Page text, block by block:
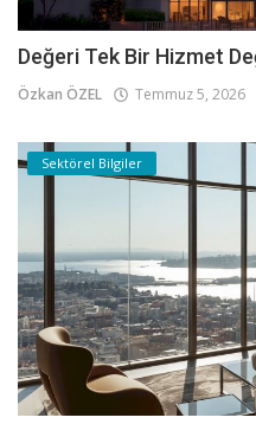
Değeri Tek Bir Hizmet
Özkan ÖZEL Temmuz 5, 2026
Sektörel Bilgiler